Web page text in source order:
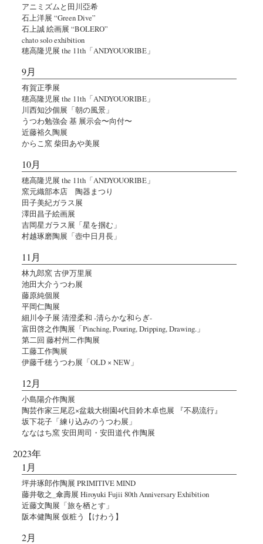
アニミズムと田川亞希
石上洋展 “Green Dive”
石上誠 絵画展 “BOLERO”
chato solo exhibition
穂高隆児展 the 11th「ANDYOUORIBE」
9月
有賀正季展
穂高隆児展 the 11th「ANDYOUORIBE」
川西知沙個展「朝の風景」
うつわ勉強会 基 展示会〜向付〜
近藤裕久陶展
からこ窯 柴田あや美展
10月
穂高隆児展 the 11th「ANDYOUORIBE」
窯元織部本店 陶器まつり
田子美紀ガラス展
澤田昌子絵画展
吉岡星ガラス展「星を掴む」
村越琢磨陶展「壺中日月長」
11月
林九郎窯 古伊万里展
池田大介うつわ展
藤原純個展
平岡仁陶展
細川令子展 清澄柔和 -清らかな和らぎ-
富田啓之作陶展「Pinching, Pouring, Dripping, Drawing.」
第二回 藤村州二作陶展
工藤工作陶展
伊藤千穂うつわ展「OLD × NEW」
12月
小島陽介作陶展
陶芸作家三尾忍×盆栽大樹園4代目鈴木卓也展 『不易流行』
坂下花子「練り込みのうつわ展」
ななはち窯 安田周司・安田道代 作陶展
2023年
1月
坪井琢郎作陶展 PRIMITIVE MIND
藤井敬之_傘壽展 Hiroyuki Fujii 80th Anniversary Exhibition
近藤文陶展「旅を栖とす」
阪本健陶展 仮粧う【けわう】
2月